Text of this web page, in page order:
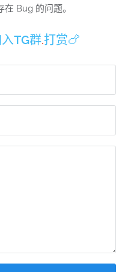
Bug 的问题。
TG群.打赏🍗